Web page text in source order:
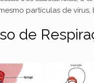
partículas de
de